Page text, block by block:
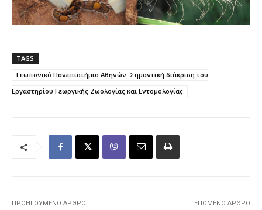
TAGS
Γεωπονικό Πανεπιστήμιο Αθηνών: Σημαντική διάκριση του
Εργαστηρίου Γεωργικής Ζωολογίας και Εντομολογίας
ΠΡΟΗΓΟΎΜΕΝΟ ΆΡΘΡΟ ΕΠΌΜΕΝΟ ΆΡΘΡΟ